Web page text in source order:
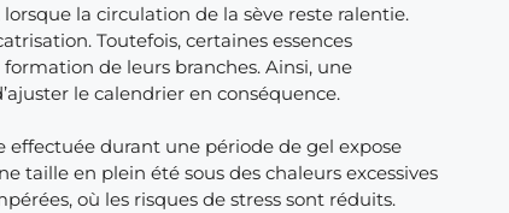
la circulation de la sève reste ralentie.
Toutefois, certaines essences
de leurs branches. Ainsi, une
le calendrier en conséquence.
durant une période de gel expose
taille en plein été sous des chaleurs excessives
où les risques de stress sont réduits.